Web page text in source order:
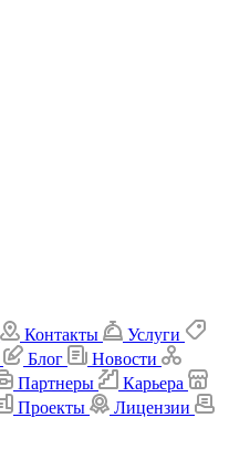
Контакты
Услуги
Блог
Новости
Партнеры
Карьера
Проекты
Лицензии